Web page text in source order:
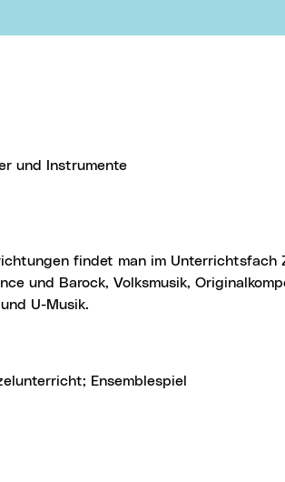
und Instrumente
und Barock, Volksmusik,
U-Musik.
Ensemblespiel